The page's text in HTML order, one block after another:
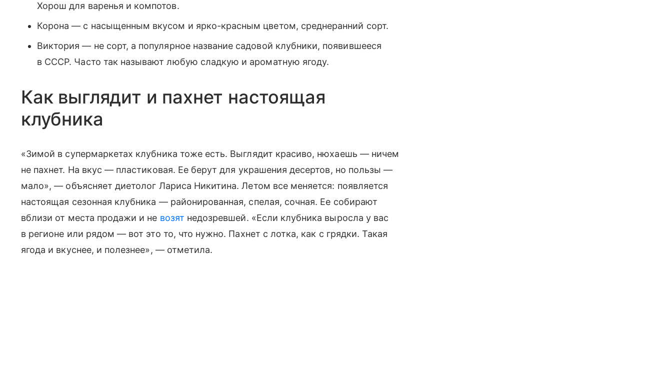
Хорош для варенья и компотов.
Корона — с насыщенным вкусом и ярко-красным цветом, среднеранний сорт.
Виктория — не сорт, а популярное название садовой клубники, появившееся
в СССР. Часто так называют любую сладкую и ароматную ягоду.
Как выглядит и пахнет настоящая
клубника
«Зимой в супермаркетах клубника тоже есть. Выглядит красиво, нюхаешь — ничем
не пахнет. На вкус — пластиковая. Ее берут для украшения десертов, но пользы —
мало», — объясняет диетолог Лариса Никитина. Летом все меняется: появляется
настоящая сезонная клубника — районированная, спелая, сочная. Ее собирают
вблизи от места продажи и не возят недозревшей. «Если клубника выросла у вас
в регионе или рядом — вот это то, что нужно. Пахнет с лотка, как с грядки. Такая
ягода и вкуснее, и полезнее», — отметила.